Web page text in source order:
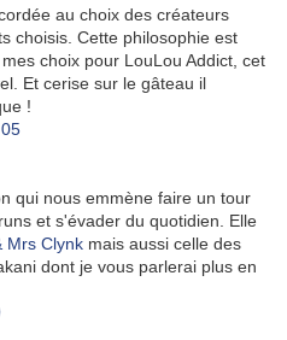
au choix des créateurs
choisis. Cette philosophie est
choix pour LouLou Addict, cet
Et cerise sur le gâteau il
!
qui nous emmène faire un tour
et s'évader du quotidien. Elle
Mrs Clynk mais aussi celle des
dont je vous parlerai plus en